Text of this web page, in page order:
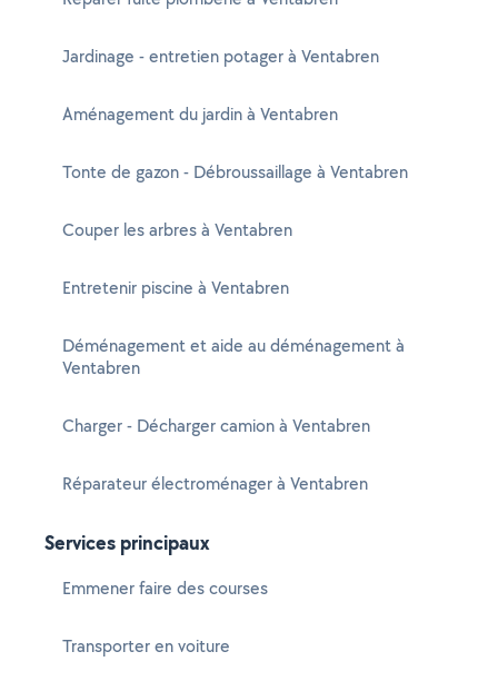
Jardinage - entretien potager à Ventabren
Aménagement du jardin à Ventabren
Tonte de gazon - Débroussaillage à Ventabren
Couper les arbres à Ventabren
Entretenir piscine à Ventabren
Déménagement et aide au déménagement à
Ventabren
Charger - Décharger camion à Ventabren
Réparateur électroménager à Ventabren
Services principaux
Emmener faire des courses
Transporter en voiture